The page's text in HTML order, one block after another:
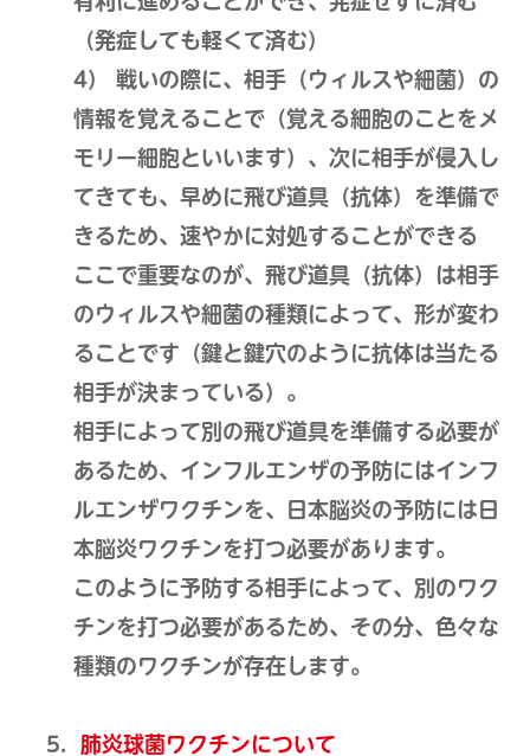
（発症しても軽くて済む）
4） 戦いの際に、相手（ウィルスや細菌）の
情報を覚えることで（覚える細胞のことをメ
モリー細胞といいます）、次に相手が侵入し
てきても、早めに飛び道具（抗体）を準備で
きるため、速やかに対処することができる
ここで重要なのが、飛び道具（抗体）は相手
のウィルスや細菌の種類によって、形が変わ
ることです（鍵と鍵穴のように抗体は当たる
相手が決まっている）。
相手によって別の飛び道具を準備する必要が
あるため、インフルエンザの予防にはインフ
ルエンザワクチンを、日本脳炎の予防には日
本脳炎ワクチンを打つ必要があります。
このように予防する相手によって、別のワク
チンを打つ必要があるため、その分、色々な
種類のワクチンが存在します。
肺炎球菌ワクチンについて